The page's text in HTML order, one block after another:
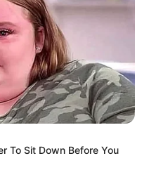
To Sit Down Before You